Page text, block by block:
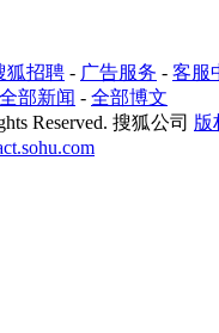
狐招聘 - 广告服务 - 客服
全部新闻 - 全部博文
Reserved. 搜狐公司 版